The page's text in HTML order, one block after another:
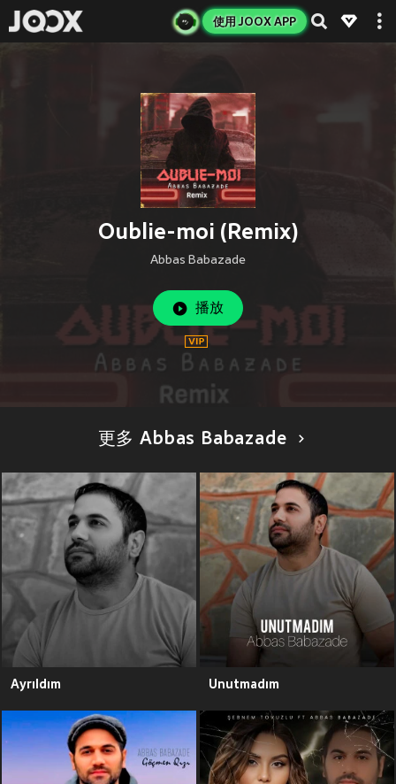
使用 JOOX APP
Oublie-moi (Remix)
Abbas Babazade
播放
更多 Abbas Babazade
Ayrıldım Unutmadım